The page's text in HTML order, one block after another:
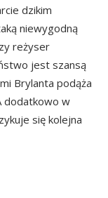
dzikim
niewygodną
reżyser
jest szansą
Brylanta podąża
dodatkowo w
się kolejna